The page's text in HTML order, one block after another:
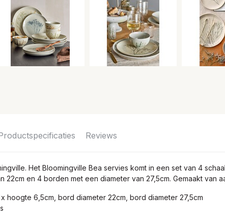
Reviews
Het Bloomingville Bea servies komt in een set van 4
22cm en 4 borden met een diameter van 27,5cm. Gemaakt van
x hoogte 6,5cm, bord diameter 22cm, bord diameter 27,5cm